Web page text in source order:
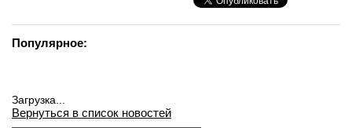
Популярное:
Загрузка...
Вернуться в список новостей